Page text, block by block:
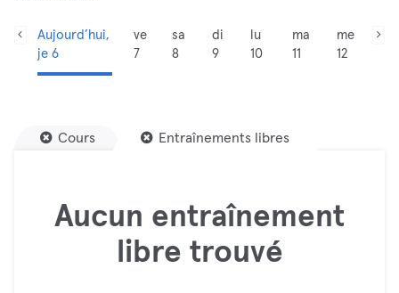
Aujourd’hui,
je 6
ve
7
sa
8
di
9
lu
10
ma
11
me
12
Cours Entraînements libres
Aucun entraînement
libre trouvé